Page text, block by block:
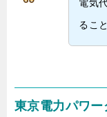
電気
るこ
東京電力パワ